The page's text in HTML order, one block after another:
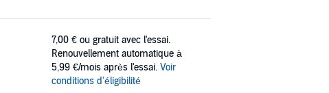
7,00 € ou gratuit avec l'essai.
Renouvellement automatique à
5,99 €/mois après l'essai. Voir
conditions d'éligibilité